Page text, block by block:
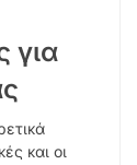
για
και οι